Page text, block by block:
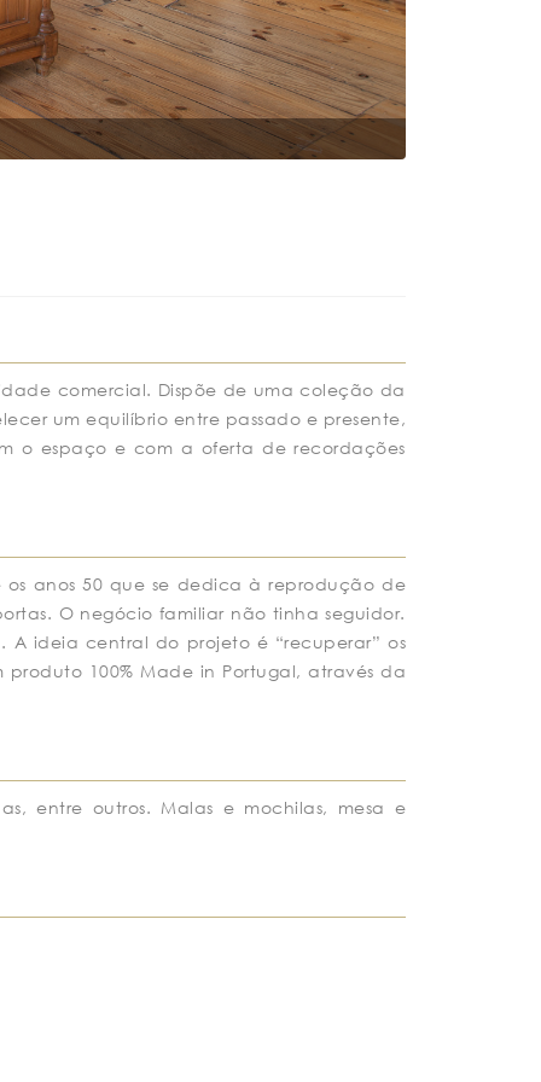
comercial. Dispõe de uma coleção da
um equilíbrio entre passado e presente,
o espaço e com a oferta de recordações
os anos 50 que se dedica à reprodução de
O negócio familiar não tinha seguidor.
A ideia central do projeto é “recuperar” os
100% Made in Portugal, através da
entre outros. Malas e mochilas, mesa e